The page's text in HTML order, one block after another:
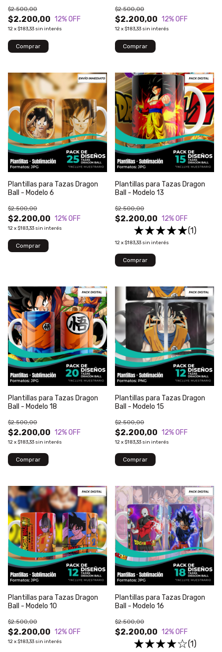
$2.200,00
$2.500,00
12% OFF
12x $183,33 sin interés
$2.200,00
$2.500,00
12% OFF
12x $183,33 sin interés
Plantillas para Tazas Dragon
Ball - Modelo 6
$2.200,00
$2.500,00
12% OFF
12x $183,33 sin interés
Plantillas para Tazas Dragon
Ball - Modelo 13
$2.200,00
$2.500,00
12% OFF
(1)
12x $183,33 sin interés
Plantillas para Tazas Dragon
Ball - Modelo 18
$2.200,00
$2.500,00
12% OFF
12x $183,33 sin interés
Plantillas para Tazas Dragon
Ball - Modelo 15
$2.200,00
$2.500,00
12% OFF
12x $183,33 sin interés
Plantillas para Tazas Dragon
Ball - Modelo 10
$2.200,00
$2.500,00
12% OFF
12x $183,33 sin interés
Plantillas para Tazas Dragon
Ball - Modelo 16
$2.200,00
$2.500,00
12% OFF
(1)